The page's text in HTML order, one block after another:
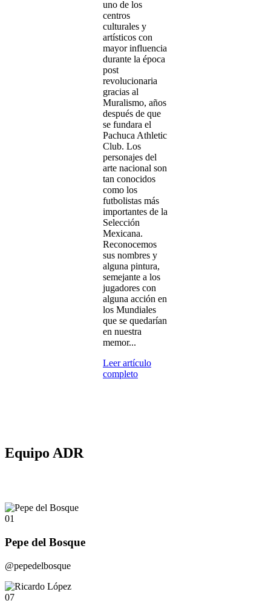
uno de los
centros
culturales y
artísticos con
mayor influencia
durante la época
post
revolucionaria
gracias al
Muralismo, años
después de que
se fundara el
Pachuca Athletic
Club. Los
personajes del
arte nacional son
tan conocidos
como los
futbolistas más
importantes de la
Selección
Mexicana.
Reconocemos
sus nombres y
alguna pintura,
semejante a los
jugadores con
alguna acción en
los Mundiales
que se quedarían
en nuestra
memor...
Leer artículo
completo
Equipo ADR
01
Pepe del Bosque
@pepedelbosque
07